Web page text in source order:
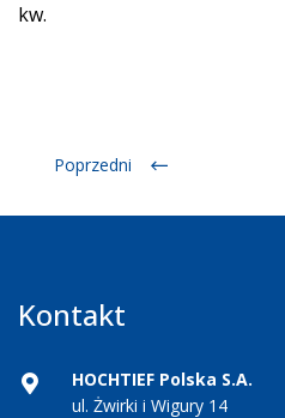
kw.
Poprzedni
Kontakt
HOCHTIEF Polska S.A.
ul. Żwirki i Wigury 14